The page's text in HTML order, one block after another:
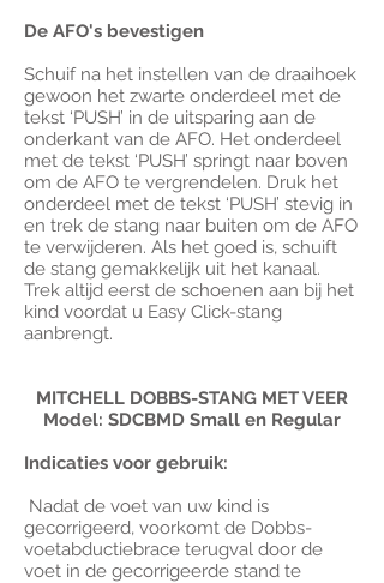
De AFO's bevestigen
Schuif na het instellen van de draaihoek
gewoon het zwarte onderdeel met de
tekst ‘PUSH’ in de uitsparing aan de
onderkant van de AFO. Het onderdeel
met de tekst ‘PUSH’ springt naar boven
om de AFO te vergrendelen. Druk het
onderdeel met de tekst ‘PUSH’ stevig in
en trek de stang naar buiten om de AFO
te verwijderen. Als het goed is, schuift
de stang gemakkelijk uit het kanaal.
Trek altijd eerst de schoenen aan bij het
kind voordat u Easy Click-stang
aanbrengt.
MITCHELL DOBBS-STANG MET VEER
Model: SDCBMD Small en Regular
Indicaties voor gebruik:
Nadat de voet van uw kind is
gecorrigeerd, voorkomt de Dobbs-
voetabductiebrace terugval door de
voet in de gecorrigeerde stand te